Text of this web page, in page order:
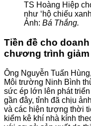
TS Hoàng Hiệp
như ‘hộ chiếu
Ảnh: Bá Thắng.
Tiền đề cho
chương trình giảm
Ông Nguyễn Tuấn
Môi trường Ninh Bình
sức ép lớn lên phát
gần đây, tỉnh đã chịu
và các hiện tượng thời
kiểm kê khí nhà kính